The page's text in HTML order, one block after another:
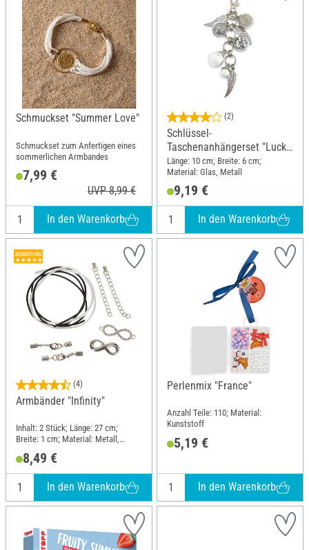
Schmuckset "Summer Love"
Schmuckset zum Anfertigen eines
sommerlichen Armbandes
7,99 €
UVP 8,99 €
In den Warenkorb
(2)
Schlüssel-
Taschenanhängerset "Lucky
Charms"
Länge: 10 cm; Breite: 6 cm;
Material: Glas, Metall
9,19 €
In den Warenkorb
(4)
Armbänder "Infinity"
Inhalt: 2 Stück; Länge: 27 cm;
Breite: 1 cm; Material: Metall,
8,49 €
In den Warenkorb
Perlenmix "France"
Anzahl Teile: 110; Material:
Kunststoff
5,19 €
In den Warenkorb